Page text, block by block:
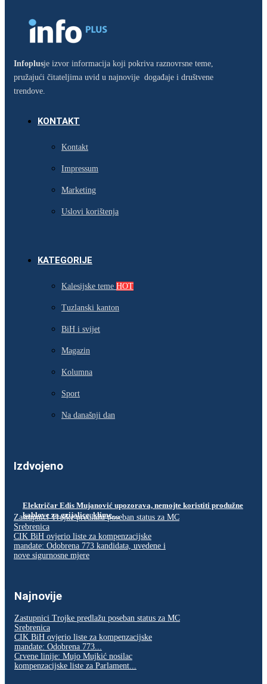
Infoplusje izvor informacija koji pokriva raznovrsne teme,
pružajući čitateljima uvid u najnovije događaje i društvene
trendove.
KONTAKT
Kontakt
Impressum
Marketing
Uslovi korištenja
KATEGORIJE
Kalesijske teme HOT
Tuzlanski kanton
BiH i svijet
Magazin
Kolumna
Sport
Na današnji dan
Izdvojeno
Električar Edis Mujanović upozorava, nemojte koristiti produžne
kablove za grijalice, klime…
Zastupnici Trojke predlažu poseban status za MC
Srebrenica
CIK BiH ovjerio liste za kompenzacijske
mandate: Odobrena 773 kandidata, uvedene i
nove sigurnosne mjere
Najnovije
Zastupnici Trojke predlažu poseban status za MC
Srebrenica
CIK BiH ovjerio liste za kompenzacijske
mandate: Odobrena 773...
Crvene linije: Mujo Mujkić nosilac
kompenzacijske liste za Parlament...